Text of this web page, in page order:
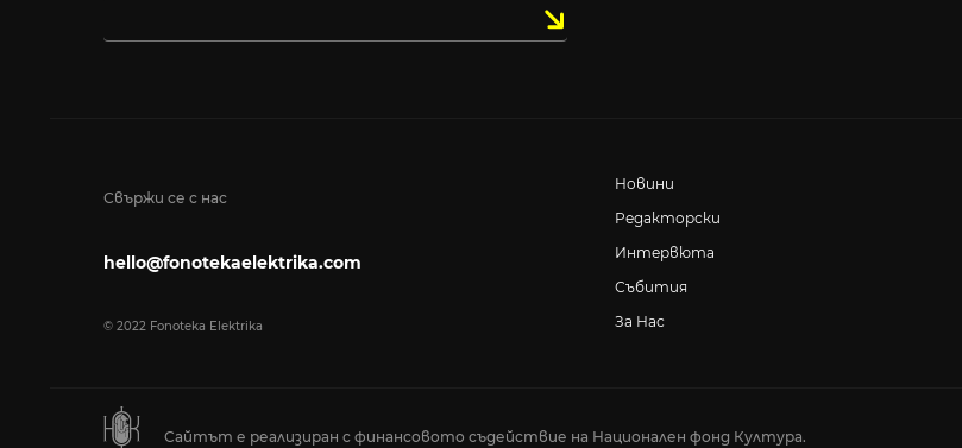
Свържи се с нас
hello@fonotekaelektrika.com
© 2022 Fonoteka Elektrika
Новини
Редакторски
Интервюта
Събития
За Нас
Сайтът е реализиран с финансовото съдействие на Национален фонд Култура.